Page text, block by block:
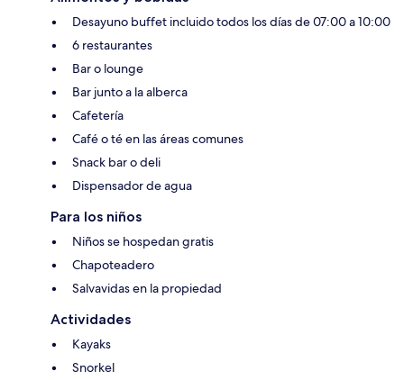
Desayuno buffet incluido todos los días de 07:00 a 10:00
6 restaurantes
Bar o lounge
Bar junto a la alberca
Cafetería
Café o té en las áreas comunes
Snack bar o deli
Dispensador de agua
Para los niños
Niños se hospedan gratis
Chapoteadero
Salvavidas en la propiedad
Actividades
Kayaks
Snorkel